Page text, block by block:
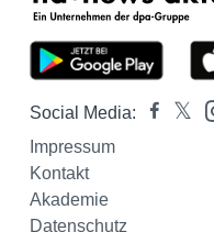
Social Media:
Impressum
Kontakt
Akademie
Datenschutz